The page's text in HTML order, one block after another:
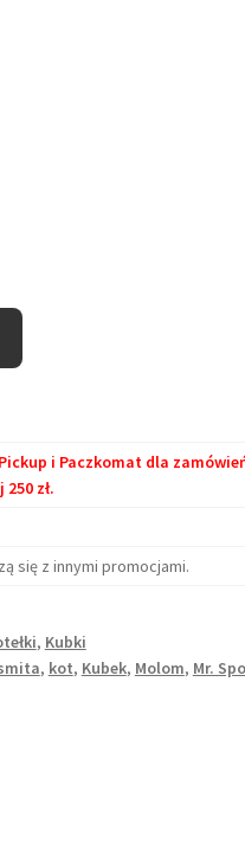
i Paczkomat dla
zł.
się z innymi promocjami.
, Kubki
, kot, Kubek, Molom, Mr.